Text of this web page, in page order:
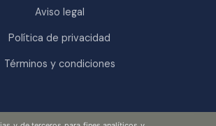
Aviso legal
Política de privacidad
Términos y condiciones